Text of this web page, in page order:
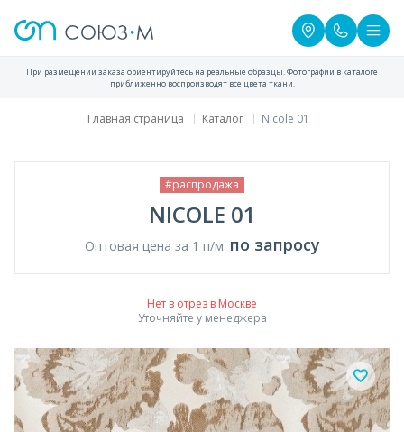
При размещении заказа ориентируйтесь на реальные образцы. Фотографии в каталоге
приближенно воспроизводят все цвета ткани.
Главная страница Каталог Nicole 01
#распродажа
NICOLE 01
Оптовая цена за 1 п/м: по запросу
Нет в отрез в Москве
Уточняйте у менеджера